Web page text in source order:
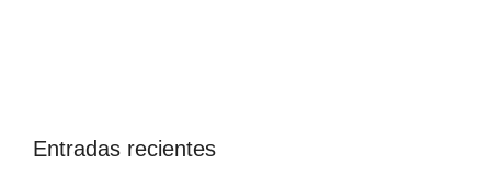
Entradas recientes